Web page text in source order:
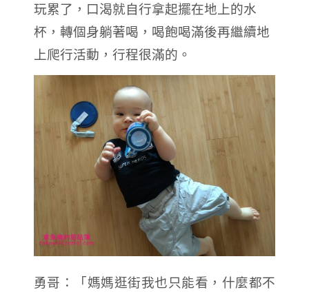
玩累了，口渴就自行拿起擺在地上的水
杯，轉個身躺著喝，喝飽喝滿後再繼續地
上爬行活動，行程很滿的。
勇哥：「媽媽逛街我也只能看，什麼都不